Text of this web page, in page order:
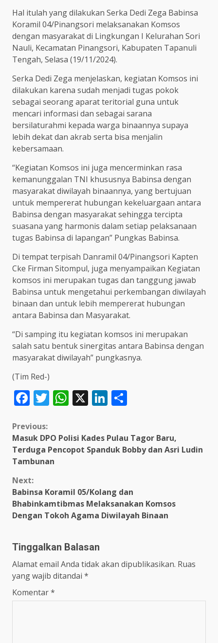
Hal itulah yang dilakukan Serka Dedi Zega Babinsa
Koramil 04/Pinangsori melaksanakan Komsos
dengan masyarakat di Lingkungan I Kelurahan Sori
Nauli, Kecamatan Pinangsori, Kabupaten Tapanuli
Tengah, Selasa (19/11/2024).
Serka Dedi Zega menjelaskan, kegiatan Komsos ini
dilakukan karena sudah menjadi tugas pokok
sebagai seorang aparat teritorial guna untuk
mencari informasi dan sebagai sarana
bersilaturahmi kepada warga binaannya supaya
lebih dekat dan akrab serta bisa menjalin
kebersamaan.
“Kegiatan Komsos ini juga mencerminkan rasa
kemanunggalan TNI khususnya Babinsa dengan
masyarakat diwilayah binaannya, yang bertujuan
untuk mempererat hubungan kekeluargaan antara
Babinsa dengan masyarakat sehingga tercipta
suasana yang harmonis dalam setiap pelaksanaan
tugas Babinsa di lapangan” Pungkas Babinsa.
Di tempat terpisah Danramil 04/Pinangsori Kapten
Cke Firman Sitompul, juga menyampaikan Kegiatan
komsos ini merupakan tugas dan tanggung jawab
Babinsa untuk mengetahui perkembangan diwilayah
binaan dan untuk lebih mempererat hubungan
antara Babinsa dan Masyarakat.
“Di samping itu kegiatan komsos ini merupakan
salah satu bentuk sinergitas antara Babinsa dengan
masyarakat diwilayah” pungkasnya.
(Tim Red-)
Facebook
Twitter
WhatsApp
X LinkedIn
Continue
Reading
Previous:
Masuk DPO Polisi Kades Pulau Tagor Baru,
Terduga Pencopot Spanduk Bobby dan Asri Ludin
Tambunan
Next:
Babinsa Koramil 05/Kolang dan
Bhabinkamtibmas Melaksanakan Komsos
Dengan Tokoh Agama Diwilayah Binaan
Tinggalkan Balasan
Alamat email Anda tidak akan dipublikasikan. Ruas
yang wajib ditandai *
Komentar*